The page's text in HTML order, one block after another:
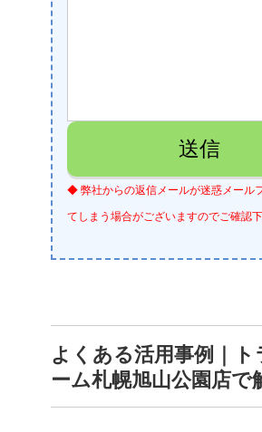
◆ 弊社からの返信メールが迷惑メール
てしまう場合がございますのでご確認下
よくある活用事例｜
ーム札幌旭山公園店で